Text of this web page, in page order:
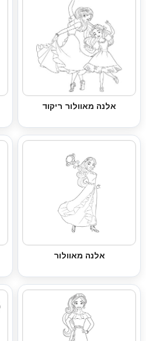
אלנה מאוולור ריקוד
אלנה מאוולור